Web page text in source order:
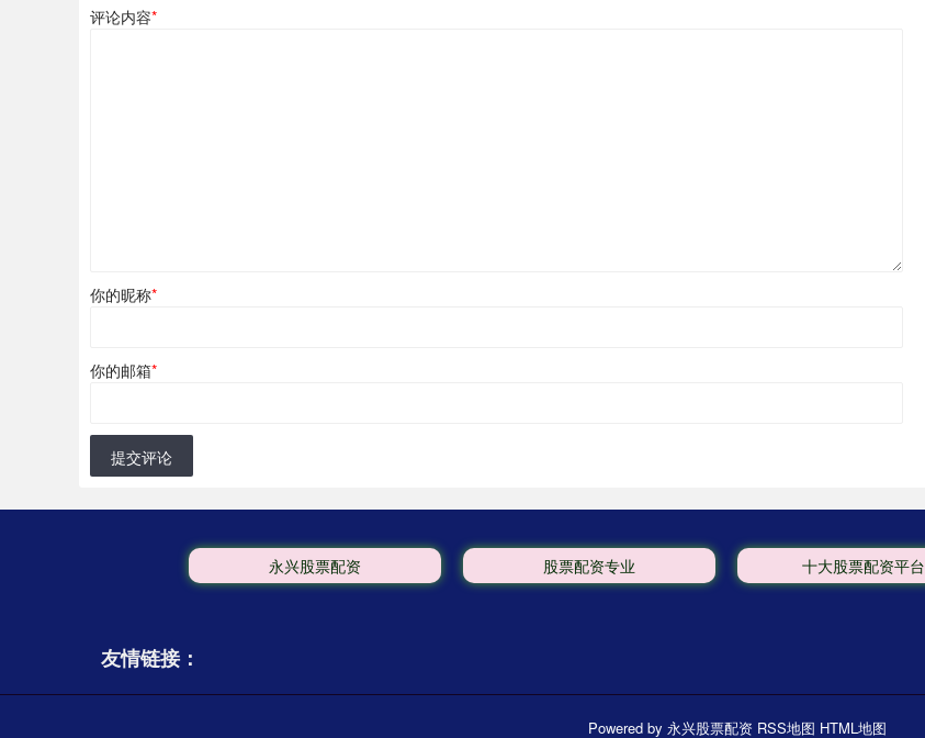
评论内容*
你的昵称*
你的邮箱*
提交评论
永兴股票配资 股票配资专业 十大股票配资平台
友情链接：
Powered by 永兴股票配资 RSS地图 HTML地图